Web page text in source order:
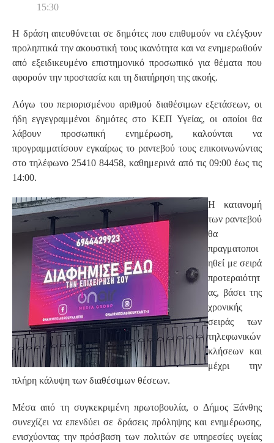
15:30
Η δράση απευθύνεται σε δημότες που επιθυμούν να ελέγξουν
προληπτικά την ακουστική τους ικανότητα και να ενημερωθούν
από εξειδικευμένο επιστημονικό προσωπικό για θέματα που
αφορούν την προστασία και τη διατήρηση της ακοής.
Λόγω του περιορισμένου αριθμού διαθέσιμων εξετάσεων, οι
ήδη εγγεγραμμένοι δημότες στο ΚΕΠ Υγείας, οι οποίοι θα
λάβουν προσωπική ενημέρωση, καλούνται να
προγραμματίσουν εγκαίρως το ραντεβού τους επικοινωνώντας
στο τηλέφωνο 25410 84458, καθημερινά από τις 09:00 έως τις
14:00.
Η κατανομή
των ραντεβού
θα
πραγματοποι
ηθεί με σειρά
προτεραιότητ
ας, βάσει της
χρονικής
σειράς των
τηλεφωνικών
κλήσεων και
μέχρι την
πλήρη κάλυψη των διαθέσιμων θέσεων.
Μέσα από τη συγκεκριμένη πρωτοβουλία, ο Δήμος Ξάνθης
συνεχίζει να επενδύει σε δράσεις πρόληψης και ενημέρωσης,
ενισχύοντας την πρόσβαση των πολιτών σε υπηρεσίες υγείας